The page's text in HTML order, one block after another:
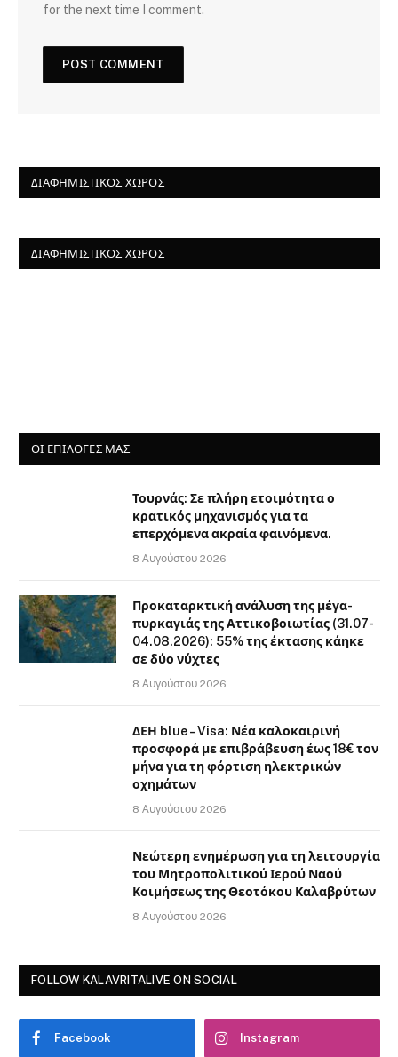
for the next time I comment.
ΔΙΑΦΗΜΙΣΤΙΚΌΣ ΧΏΡΟΣ
ΔΙΑΦΗΜΙΣΤΙΚΌΣ ΧΏΡΟΣ
ΟΙ ΕΠΙΛΟΓΈΣ ΜΑΣ
Τουρνάς: Σε πλήρη ετοιμότητα ο
κρατικός μηχανισμός για τα
επερχόμενα ακραία φαινόμενα.
8 Αυγούστου 2026
Προκαταρκτική ανάλυση της μέγα-
πυρκαγιάς της Αττικοβοιωτίας (31.07-
04.08.2026): 55% της έκτασης κάηκε
σε δύο νύχτες
8 Αυγούστου 2026
ΔΕΗ blue – Visa: Νέα καλοκαιρινή
προσφορά με επιβράβευση έως 18€ τον
μήνα για τη φόρτιση ηλεκτρικών
οχημάτων
8 Αυγούστου 2026
Νεώτερη ενημέρωση για τη λειτουργία
του Μητροπολιτικού Ιερού Ναού
Κοιμήσεως της Θεοτόκου Καλαβρύτων
8 Αυγούστου 2026
FOLLOW KALAVRITALIVE ON SOCIAL
Facebook Instagram